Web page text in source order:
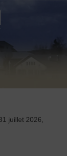
juillet 2026,